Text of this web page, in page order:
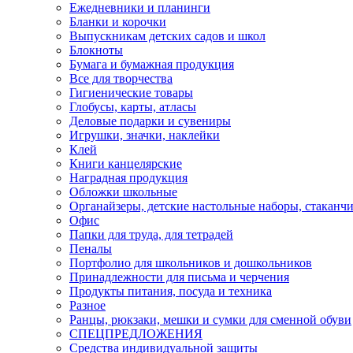
Ежедневники и планинги
Бланки и корочки
Выпускникам детских садов и школ
Блокноты
Бумага и бумажная продукция
Все для творчества
Гигиенические товары
Глобусы, карты, атласы
Деловые подарки и сувениры
Игрушки, значки, наклейки
Клей
Книги канцелярские
Наградная продукция
Обложки школьные
Органайзеры, детские настольные наборы,
Офис
Папки для труда, для тетрадей
Пеналы
Портфолио для школьников и дошкольников
Принадлежности для письма и черчения
Продукты питания, посуда и техника
Разное
Ранцы, рюкзаки, мешки и сумки для сменной обуви
СПЕЦПРЕДЛОЖЕНИЯ
Средства индивидуальной защиты